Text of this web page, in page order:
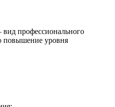
профессионального
повышение уровня